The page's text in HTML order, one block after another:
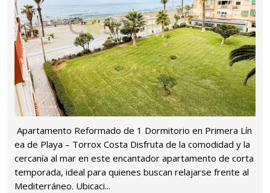
️ Apartamento Reformado de 1 Dormitorio en Primera Lín
ea de Playa – Torrox Costa Disfruta de la comodidad y la
cercanía al mar en este encantador apartamento de corta
temporada, ideal para quienes buscan relajarse frente al
Mediterráneo. Ubicaci...